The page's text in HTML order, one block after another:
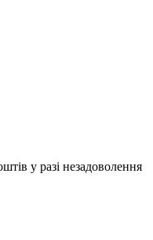
у разі незадоволення